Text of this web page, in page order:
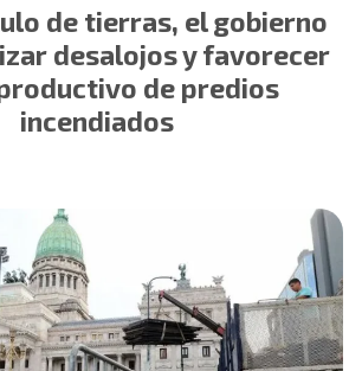
de tierras, el gobierno
desalojos y favorecer
de predios
incendiados